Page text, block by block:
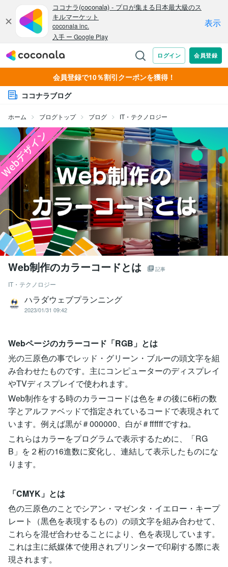
会員登録で10％割引クーポンを獲得！
ココナラブログ
ホーム ブログトップ ブログ IT・テクノロジー
Web制作のカラーコードとは 記事
IT・テクノロジー
ハラダウェブプランニング
2023/01/31 09:42
Webページのカラーコード「RGB」とは
光の三原色の事でレッド・グリーン・ブルーの頭文字を組
み合わせたものです。主にコンピューターのディスプレイ
やTVディスプレイで使われます。
Web制作をする時のカラーコードは色を＃の後に6桁の数
字とアルファベッドで指定されているコードで表現されて
います。例えば黒が＃000000、白が＃ffffffですね。
これらはカラーをプログラムで表示するために、「RG
B」を２桁の16進数に変化し、連結して表示したものにな
ります。
「CMYK」とは
色の三原色のことでシアン・マゼンタ・イエロー・キープ
レート（黒色を表現するもの）の頭文字を組み合わせて、
これらを混ぜ合わせることにより、色を表現しています。
これは主に紙媒体で使用されプリンターで印刷する際に表
現されます。